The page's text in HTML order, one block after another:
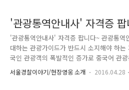
'관광통역안내사' 자격증
'관광통역안내사' 자격증 팝니다~ 관광통역
대하는 관광가이드가 반드시 소지해야 하
국인 관광객의 폭발적인 증가로 중국어 관
고, 이를 틈타 대단히 창의적인(!) 범죄가 발
포에게서 무려 4억 6,415만원을 편취한 일
서울경찰이야기/현장영웅 소개 2016.04.28